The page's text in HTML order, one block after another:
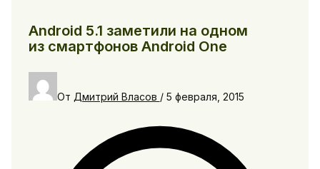
Android 5.1 заметили на одном
из смартфонов Android One
От Дмитрий Власов / 5 февраля, 2015